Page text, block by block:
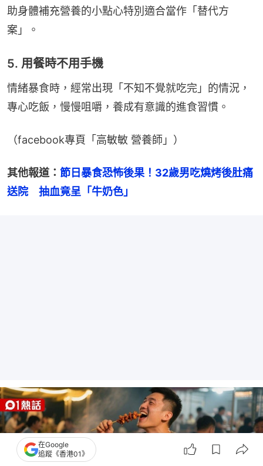
助身體補充營養的小點心特別適合當作「替代方
案」。
5. 用餐時不用手機
情緒暴食時，經常出現「不知不覺就吃完」的情況，
專心吃飯，慢慢咀嚼，養成有意識的進食習慣。
（facebook專頁「高敏敏 營養師」）
其他報道： 節日暴食恐怖後果！32歲男吃燒烤後肚痛
送院　抽血竟呈「牛奶色」
在Google
追蹤《香港01》